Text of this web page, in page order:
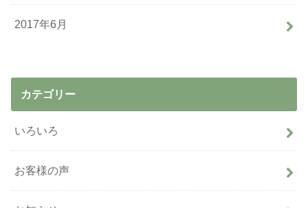
2017年6月
カテゴリー
いろいろ
お客様の声